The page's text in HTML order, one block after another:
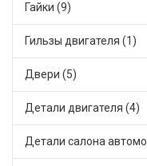
Гайки (9)
Гильзы двигателя (1)
Двери (5)
Детали двигателя (4)